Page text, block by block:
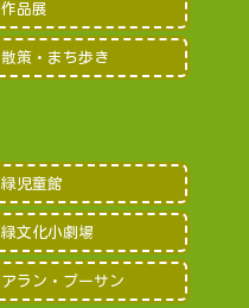
作品展
散策・まち歩き
緑児童館
緑文化小劇場
アラン・プーサン